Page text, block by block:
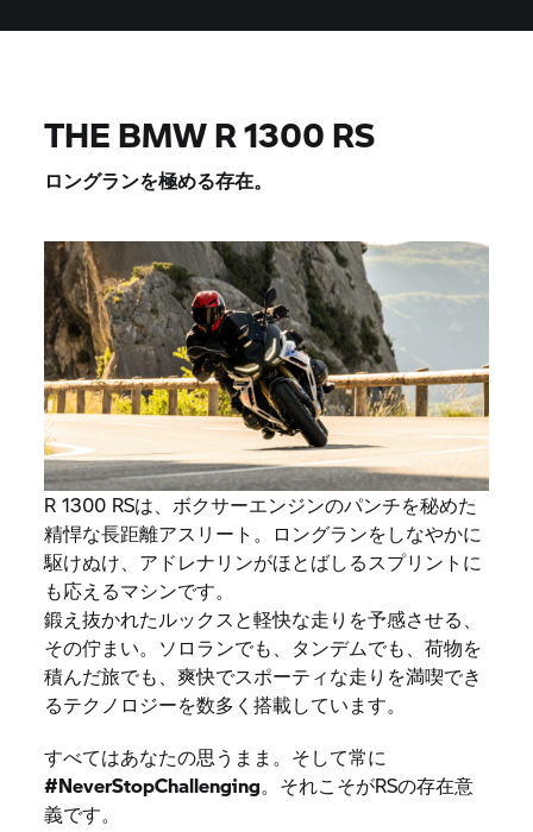
THE BMW R 1300 RS
ロングランを極める存在。
R 1300 RSは、ボクサーエンジンのパンチを秘めた
精悍な長距離アスリート。ロングランをしなやかに
駆けぬけ、アドレナリンがほとばしるスプリントに
も応えるマシンです。
鍛え抜かれたルックスと軽快な走りを予感させる、
その佇まい。ソロランでも、タンデムでも、荷物を
積んだ旅でも、爽快でスポーティな走りを満喫でき
るテクノロジーを数多く搭載しています。
すべてはあなたの思うまま。そして常に
#NeverStopChallenging。それこそがRSの存在意
義です。